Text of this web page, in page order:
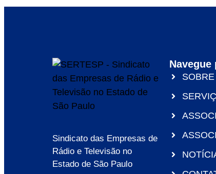
Sindicato das Empresas de
Rádio e Televisão no
Estado de São Paulo
Navegue
SOBRE